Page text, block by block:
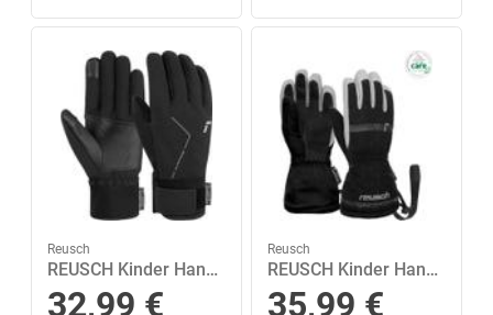
Reusch
REUSCH Kinder Handschuhe Reusch Diver X R-TEX® XT TOUCH-TEC™ Junior 6,5 in Schwarz
32,99 €
Reusch
REUSCH Kinder Handschuhe Reusch Maxi R-TEX® XT 4 in Schwarz
35,99 €